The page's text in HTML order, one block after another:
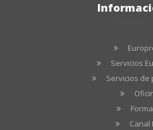
Servicios
Servicios de
Canal